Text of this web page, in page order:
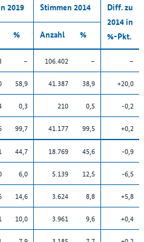
2019 Stimmen 2014
Diff. zu
2014 in
%-Pkt.
% Anzahl %
– 106.402 – –
58,9 41.387 38,9 +20,0
0,3 210 0,5 -0,2
99,7 41.177 99,5 +0,2
44,7 18.769 45,6 -0,9
6,0 5.139 12,5 -6,5
14,6 3.624 8,8 +5,8
10,0 3.961 9,6 +0,4